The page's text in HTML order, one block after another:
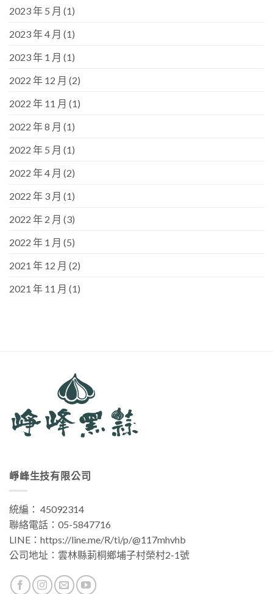
2023 年 5 月 (1)
2023 年 4 月 (1)
2023 年 1 月 (1)
2022 年 12 月 (2)
2022 年 11 月 (1)
2022 年 8 月 (1)
2022 年 5 月 (1)
2022 年 4 月 (2)
2022 年 3 月 (1)
2022 年 2 月 (3)
2022 年 1 月 (5)
2021 年 12 月 (2)
2021 年 11 月 (1)
崢峰生技有限公司
統編： 45092314
聯絡電話： 05-5847716
LINE： https://line.me/R/ti/p/@117mhvhb
公司地址： 雲林縣莿桐鄉埔子村榮村2-1號